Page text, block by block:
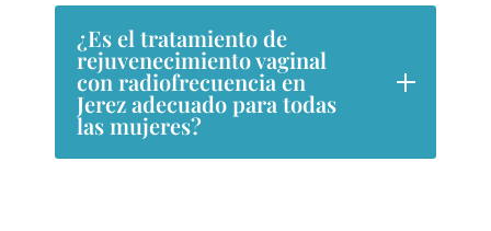
¿Es el tratamiento de
rejuvenecimiento vaginal
con radiofrecuencia en
Jerez adecuado para todas
las mujeres?